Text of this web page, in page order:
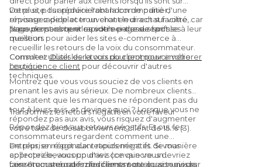
votre site. Ils apprécieront la commodité d'une
réponse rapide et trouveront leur achat facilité, car
ils pourront obtenir rapidement une réponse à leur
question.
De plus, pour réduire l'abandon de panier,
envisagez de placer un chat en direct sur votre
page de paiement ou votre page de tarifs.
Nous pensons que les outils ci-dessus sont les
meilleurs pour aider les sites e-commerce à
recueillir les retours de la voix du consommateur.
ConsultezOutils de la voix du client pour améliorer
l'expérience client pour découvrir d'autres
techniques.
Comment utiliser les retours pour promouvoir votre
boutique
Montrez que vous vous souciez de vos clients en
prenant les avis au sérieux. De nombreux clients
constatent que les marques ne répondent pas du
tout à leurs avis, et devinez quoi ? Lorsque vous ne
répondez pas aux avis, vous risquez d'augmenter
votre taux de désabonnement client de 15 % (3).
Transformez les retours négatifs en votre faveur
Répondez bien aux retours négatifs. Et oui, les
consommateurs regardent comment une
entreprise réagit aux retours négatifs. Si vous
collectez beaucoup d'avis (ce que vous devriez
faire !), vous en aurez forcément quelques-uns de
De plus, en répondant rapidement et de manière
appropriée, vous pourriez convaincre un
consommateur de modifier sa note ou son avis sur
Les retours négatifs des clients sont aussi toujours